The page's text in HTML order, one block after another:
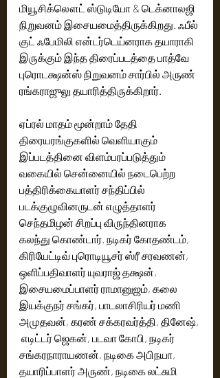
மியூசிக்லௌட் ஸ்டுடியோ & டெக்னாலஜி
நிறுவனம் இசையமைத்திருக்கிறது.‌ ஃபீல்
குட் ஃபேமிலி என்டர்டெய்னராக தயாராகி
இருக்கும் இந்த திரைப்படத்தை பாத்வே
புரொடக்ஷன்ஸ் நிறுவனம் சார்பில் அருண்
ரங்கராஜுலு தயாரித்திருக்கிறார்.
ஏப்ரல் மாதம் மூன்றாம் தேதி
திரையரங்குகளில் வெளியாகும்
இப்படத்தினை விளம்பரப்படுத்தும்
வகையில் சென்னையில் நடைபெற்ற
பத்திரிக்கையாளர் சந்திப்பில்
படக்குழுவினருடன் எழுத்தாளர்
செந்தமிழன் சிறப்பு விருந்தினராக
கலந்து கொண்டார்.‌ நடிகர் கோதண்டம்,
கிரியேட்டிவ் புரொடியூசர் ஸ்ரீ சரவணன்,
ஒளிப்பதிவாளர் யுவராஜ் தக்ஷ‌ன்,
இசையமைப்பாளர் ராமானுஜம், கலை
இயக்குநர் சங்கர், பாடலாசிரியர் மணி
அமுதவன், கரண் சக்கரவர்த்தி, தினேஷ்,
எடிட்டர் ஜெகன், படவா கோபி, நடிகர்
சங்கரநாராயணன், நடிகை அபிநயா,
தயாரிப்பாளர் அருண், நடிகை லட்சுமி